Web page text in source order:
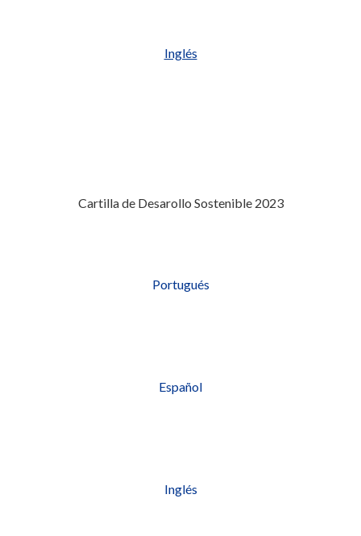
Inglés
Cartilla de Desarollo Sostenible 2023
Portugués
Español
Inglés